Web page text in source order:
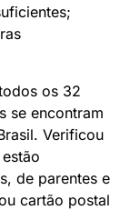
os 32
se encontram
Verificou
de parentes e
cartão postal